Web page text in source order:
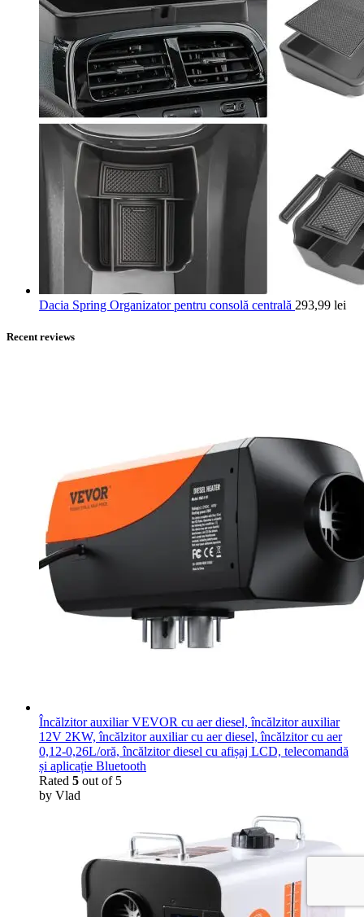
Dacia Spring Organizator pentru consolă centrală 293,99 lei
Recent reviews
Încălzitor auxiliar VEVOR cu aer diesel, încălzitor auxiliar
12V 2KW, încălzitor auxiliar cu aer diesel, încălzitor cu aer
0,12-0,26L/oră, încălzitor diesel cu afișaj LCD, telecomandă
și aplicație Bluetooth
Rated 5 out of 5
by Vlad